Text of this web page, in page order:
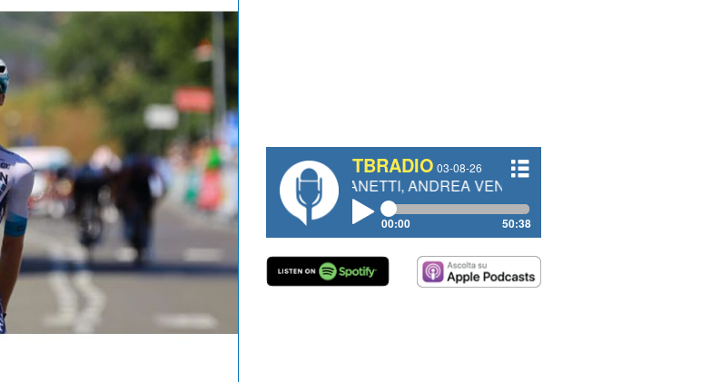
TBRADIO 03-08-26
#334 CHARLY WEGELIUS, MAURO GIANETTI, ANDREA VENDRAME, FILIPPO FIORELLI
00:00 50:38